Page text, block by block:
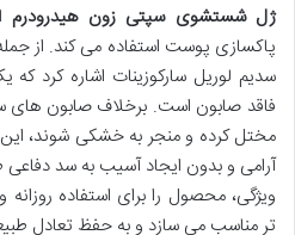
ژل شستشوی سپتی زون هیدرودرم
پاکسازی پوست استفاده می کند. از
سدیم لوریل سارکوزینات اشاره کرد
مختل کرده و منجر به خشکی شوند،
آرامی و بدون ایجاد آسیب به سد
ویژگی، محصول را برای استفاده
تر مناسب می سازد و به حفظ تعادل